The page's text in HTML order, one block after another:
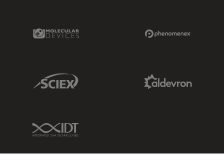
Molecular Devices Link
Sciex Link
IDT Link